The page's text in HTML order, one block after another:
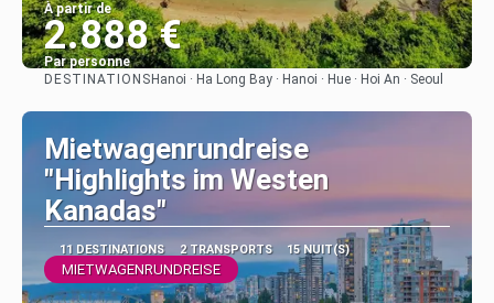
À partir de
2.888 €
Par personne
Afficher
DESTINATIONS Hanoi · Ha Long Bay · Hanoi · Hue · Hoi An · Seoul
Mietwagenrundreise
"Highlights im Westen
Kanadas"
11 DESTINATIONS 2 TRANSPORTS 15 NUIT(S)
MIETWAGENRUNDREISE